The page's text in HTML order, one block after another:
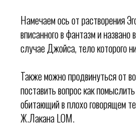
Намечаем ось от растворения
вписанного в фантазм и
случае Джойса, тело которого
Также можно продвинуться от
поставить вопрос как
обитающий в плохо говорящем
Ж.Лакана LOM.